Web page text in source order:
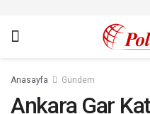
Anasayfa Gündem
Ankara Gar